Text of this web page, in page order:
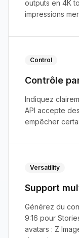
outputs en 4K
impressions
Control
Contrôle
Indiquez
API accepte
empêcher
Versatility
Support
Générez du
9:16 pour
avatars : Z